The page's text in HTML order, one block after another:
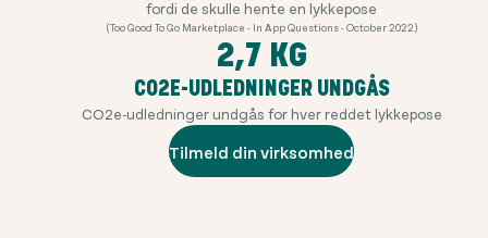
fordi de skulle hente en lykkepose
(Too Good To Go Marketplace - In App Questions - October 2022)
2,7 KG
CO2E-UDLEDNINGER UNDGÅS
CO2e-udledninger undgås for hver reddet lykkepose
Tilmeld din virksomhed